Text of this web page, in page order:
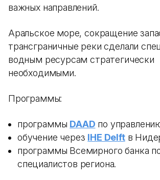
важных направлений.
Аральское море, сокращение
трансграничные реки сделали
водным ресурсам стратегически
необходимыми.
Программы:
программы DAAD по
обучение через IHE Delftв
программы Всемирного банка
специалистов региона.